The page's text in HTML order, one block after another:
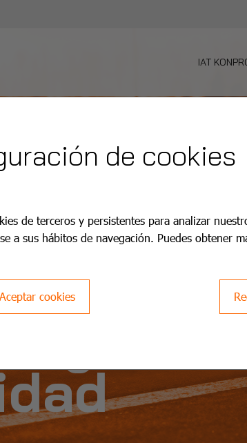
IAT
y
de cookies
de terceros y persistentes para analizar
a sus hábitos de navegación. Puedes obtener
Aceptar cookies